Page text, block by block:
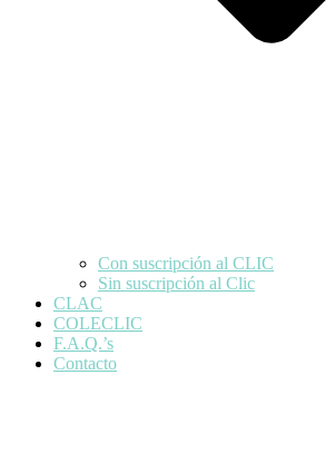
Con suscripción al CLIC
Sin suscripción al Clic
CLAC
COLECLIC
F.A.Q.’s
Contacto